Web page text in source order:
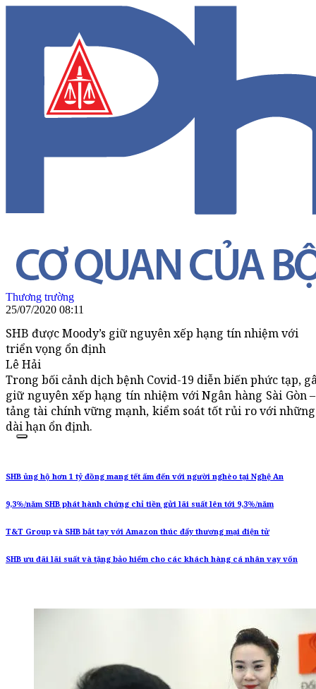
Thương trường
25/07/2020 08:11
SHB được Moody’s giữ nguyên xếp hạng tín nhiệm với
triển vọng ổn định
Lê Hải
Trong bối cảnh dịch bệnh Covid-19 diễn biến phức tạp,
giữ nguyên xếp hạng tín nhiệm với Ngân hàng Sài Gòn
tảng tài chính vững mạnh, kiểm soát tốt rủi ro với
dài hạn ổn định.
SHB ủng hộ hơn 1 tỷ đồng mang tết ấm đến với người nghèo tại Nghệ An
9,3%/năm SHB phát hành chứng chỉ tiền gửi lãi suất lên tới 9,3%/năm
T&T Group và SHB bắt tay với Amazon thúc đẩy thương mại điện tử
SHB ưu đãi lãi suất và tặng bảo hiểm cho các khách hàng cá nhân vay vốn